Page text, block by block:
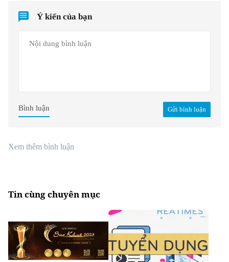
Ý kiến của bạn
Gửi bình luận
Bình luận
Xem thêm bình luận
Tin cùng chuyên mục